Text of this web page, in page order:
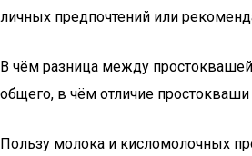
личных предпочтений или
В чём разница между
общего, в чём отличие
Пользу молока и кисломолочных